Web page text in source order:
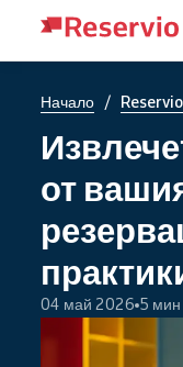
Начало /
от
04 май 2026 5 мин